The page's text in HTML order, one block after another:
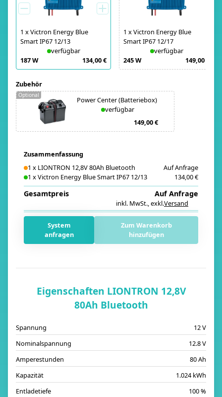
1 xVictron Energy Blue
Smart IP67 12/13
verfügbar
187 W
134,00 €
1 xVictron Energy Blue
Smart IP67 12/17
verfügbar
245 W
149,00 €
Zubehör
Power Center (Batteriebox)
verfügbar
149,00 €
Optional
Zusammenfassung
1 x LIONTRON 12,8V 80Ah Bluetooth
Auf Anfrage
1 xVictron Energy Blue Smart IP67 12/13 134,00 €
Gesamtpreis
inkl. MwSt.,exkl.Versand
Auf Anfrage
System
anfragen
Zum Warenkorb
hinzufügen
Eigenschaften LIONTRON 12,8V
80Ah Bluetooth
Spannung
12 V
Nominalspannung
12.8 V
Amperestunden
80 Ah
Kapazität
1.024 kWh
Entladetiefe
100 %